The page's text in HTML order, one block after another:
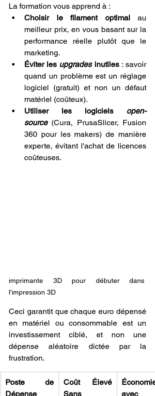
La formation vous apprend à :
Choisir le filament optimal au
meilleur prix, en vous basant sur la
performance réelle plutôt que le
marketing.
Éviter les upgrades inutiles : savoir
quand un problème est un réglage
logiciel (gratuit) et non un défaut
matériel (coûteux).
Utiliser les logiciels open-
source (Cura, PrusaSlicer, Fusion
360 pour les makers) de manière
experte, évitant l'achat de licences
coûteuses.
imprimante 3D pour débuter dans
l'impression 3D
Ceci garantit que chaque euro dépensé
en matériel ou consommable est un
investissement ciblé, et non une
dépense aléatoire dictée par la
frustration.
Poste de
Dépense
Coût Élevé
Sans
Économie
avec